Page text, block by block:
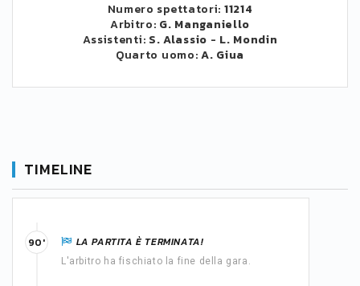
Numero spettatori: 11214
Arbitro: G. Manganiello
Assistenti: S. Alassio - L. Mondin
Quarto uomo:A. Giua
TIMELINE
LA PARTITA È TERMINATA!
L'arbitro ha fischiato la fine della gara.
90'